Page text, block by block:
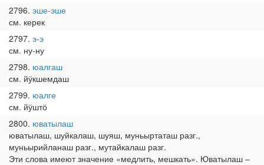
2796 эше-эше
см. керек
2797 э-э
см. ну-ну
2798 юалгаш
см. йӱкшемдаш
2799 юалге
см. йӱштӧ
2800 юватылаш
юватылаш, шуйкалаш, шуяш, муньыртаташ разг.,
муньырийланаш разг., мутайкалаш разг.
Эти слова имеют значение «медлить, мешкать». Юватылаш –